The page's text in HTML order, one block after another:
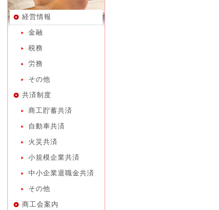
経営情報
金融
税務
労務
その他
共済制度
商工貯蓄共済
自動車共済
火災共済
小規模企業共済
中小企業退職金共済
その他
商工会案内